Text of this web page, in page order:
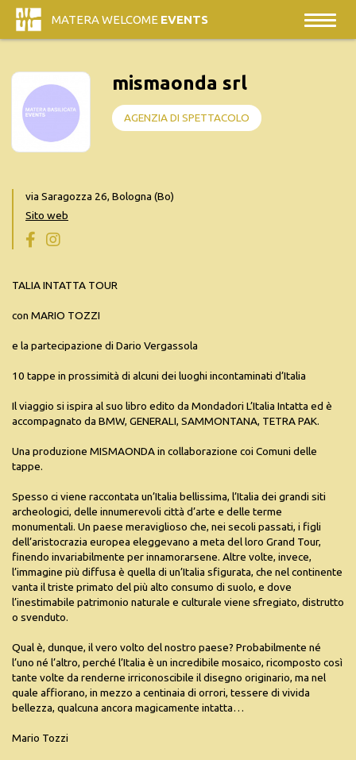
MATERA WELCOME EVENTS
mismaonda srl
AGENZIA DI SPETTACOLO
via Saragozza 26, Bologna (Bo)
Sito web
TALIA INTATTA TOUR
con MARIO TOZZI
e la partecipazione di Dario Vergassola
10 tappe in prossimità di alcuni dei luoghi incontaminati d’Italia
Il viaggio si ispira al suo libro edito da Mondadori L’Italia Intatta ed è
accompagnato da BMW, GENERALI, SAMMONTANA, TETRA PAK.
Una produzione MISMAONDA in collaborazione coi Comuni delle
tappe.
Spesso ci viene raccontata un’Italia bellissima, l’Italia dei grandi siti
archeologici, delle innumerevoli città d’arte e delle terme
monumentali. Un paese meraviglioso che, nei secoli passati, i figli
dell’aristocrazia europea eleggevano a meta del loro Grand Tour,
finendo invariabilmente per innamorarsene. Altre volte, invece,
l’immagine più diffusa è quella di un’Italia sfigurata, che nel continente
vanta il triste primato del più alto consumo di suolo, e dove
l’inestimabile patrimonio naturale e culturale viene sfregiato, distrutto
o svenduto.
Qual è, dunque, il vero volto del nostro paese? Probabilmente né
l’uno né l’altro, perché l’Italia è un incredibile mosaico, ricomposto così
tante volte da renderne irriconoscibile il disegno originario, ma nel
quale affiorano, in mezzo a centinaia di orrori, tessere di vivida
bellezza, qualcuna ancora magicamente intatta…
Mario Tozzi